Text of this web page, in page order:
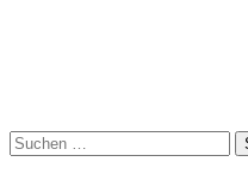
Suchen
nach: